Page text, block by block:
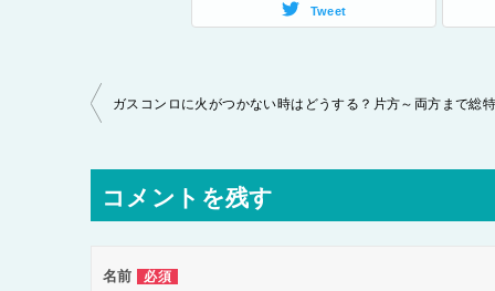
Tweet
投
ナ
ビ
ー
ガスコンロに火がつかない時はどうする？片方～両方まで総
コメントを残す
名前 必須